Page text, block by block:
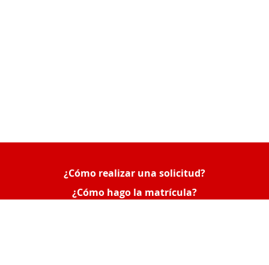
¿Cómo realizar una solicitud?
¿Cómo hago la matrícula?